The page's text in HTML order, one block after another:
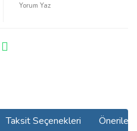
Yorum Yaz
Taksit Seçenekleri